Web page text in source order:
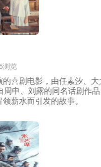
浏览
的喜剧电影，由任素汐、
申、刘露的同名话剧作
薪水而引发的故事。